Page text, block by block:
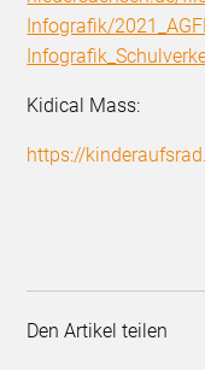
Infografik/
Kidical Mass:
https://
Den Artikel teilen